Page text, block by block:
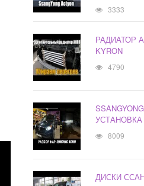
3333
РАДИАТОР
KYRON
4790
8009
ДИСКИ